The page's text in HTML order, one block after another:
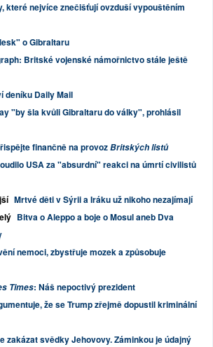
které nejvíce znečišťují ovzduší vypouštěním
o Gibraltaru
Britské vojenské námořnictvo stále ještě
deníku Daily Mail
"by šla kvůli Gibraltaru do války", prohlásil
finančně na provozBritských listů
USA za "absurdní" reakci na úmrtí civilistů
Mrtvé děti v Sýrii a Iráku už nikoho nezajímají
Bitva o Aleppo a boje o Mosul aneb Dva
nemoci, zbystřuje mozek a způsobuje
Times: Náš nepoctivý prezident
že se Trump zřejmě dopustil kriminální
zakázat svědky Jehovovy. Záminkou je údajný